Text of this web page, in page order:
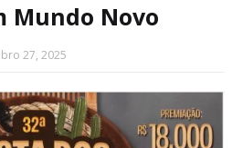
Mundo Novo
27, 2025